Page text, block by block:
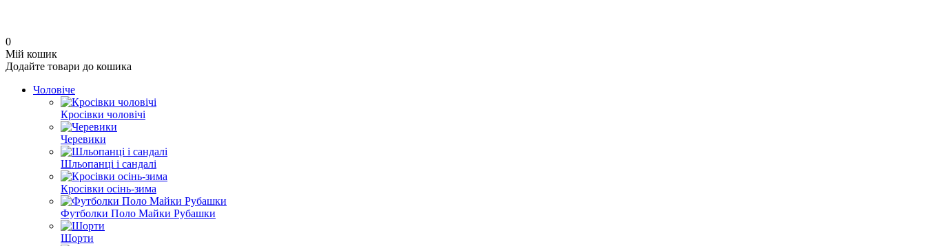
0
Мій кошик
Додайте товари до кошика
Чоловіче
Кросівки чоловічі
Черевики
Шльопанці і сандалі
Кросівки осінь-зима
Футболки Поло Майки Рубашки
Шорти